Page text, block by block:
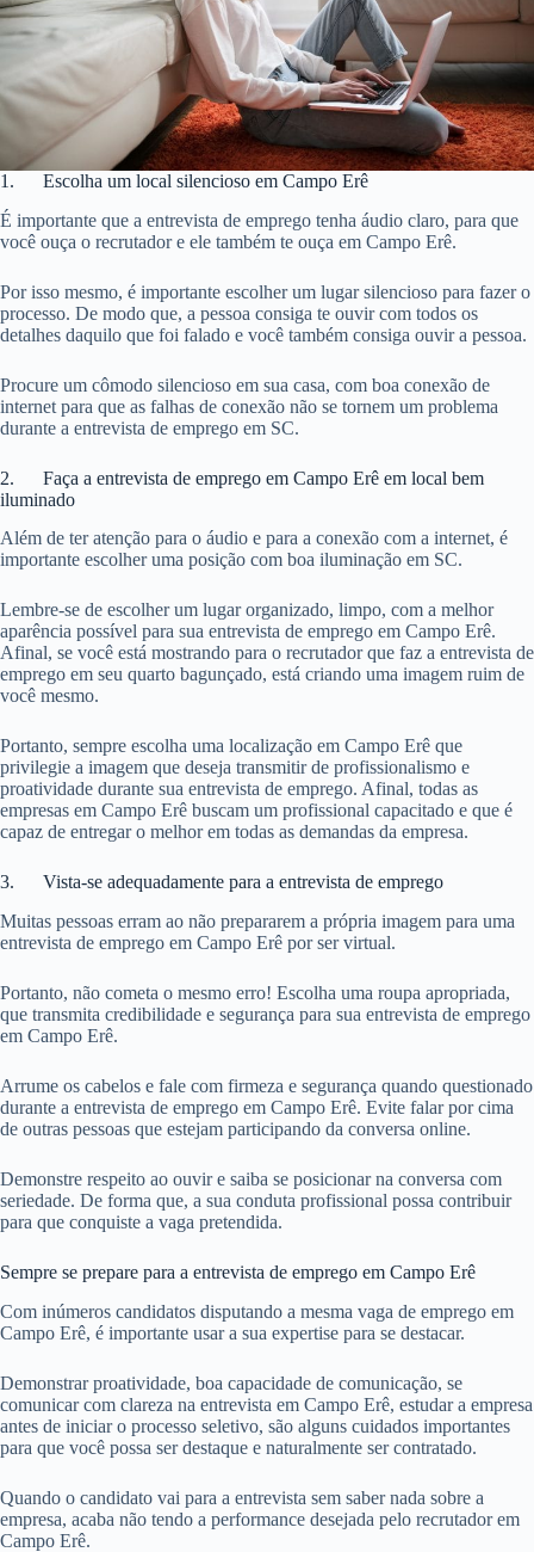
1. Escolha um local silencioso em Campo Erê
É importante que a entrevista de emprego tenha áudio claro, para que
você ouça o recrutador e ele também te ouça em Campo Erê.
Por isso mesmo, é importante escolher um lugar silencioso para fazer o
processo. De modo que, a pessoa consiga te ouvir com todos os
detalhes daquilo que foi falado e você também consiga ouvir a pessoa.
Procure um cômodo silencioso em sua casa, com boa conexão de
internet para que as falhas de conexão não se tornem um problema
durante a entrevista de emprego em SC.
2. Faça a entrevista de emprego em Campo Erê em local bem
iluminado
Além de ter atenção para o áudio e para a conexão com a internet, é
importante escolher uma posição com boa iluminação em SC.
Lembre-se de escolher um lugar organizado, limpo, com a melhor
aparência possível para sua entrevista de emprego em Campo Erê.
Afinal, se você está mostrando para o recrutador que faz a entrevista de
emprego em seu quarto bagunçado, está criando uma imagem ruim de
você mesmo.
Portanto, sempre escolha uma localização em Campo Erê que
privilegie a imagem que deseja transmitir de profissionalismo e
proatividade durante sua entrevista de emprego. Afinal, todas as
empresas em Campo Erê buscam um profissional capacitado e que é
capaz de entregar o melhor em todas as demandas da empresa.
3. Vista-se adequadamente para a entrevista de emprego
Muitas pessoas erram ao não prepararem a própria imagem para uma
entrevista de emprego em Campo Erê por ser virtual.
Portanto, não cometa o mesmo erro! Escolha uma roupa apropriada,
que transmita credibilidade e segurança para sua entrevista de emprego
em Campo Erê.
Arrume os cabelos e fale com firmeza e segurança quando questionado
durante a entrevista de emprego em Campo Erê. Evite falar por cima
de outras pessoas que estejam participando da conversa online.
Demonstre respeito ao ouvir e saiba se posicionar na conversa com
seriedade. De forma que, a sua conduta profissional possa contribuir
para que conquiste a vaga pretendida.
Sempre se prepare para a entrevista de emprego em Campo Erê
Com inúmeros candidatos disputando a mesma vaga de emprego em
Campo Erê, é importante usar a sua expertise para se destacar.
Demonstrar proatividade, boa capacidade de comunicação, se
comunicar com clareza na entrevista em Campo Erê, estudar a empresa
antes de iniciar o processo seletivo, são alguns cuidados importantes
para que você possa ser destaque e naturalmente ser contratado.
Quando o candidato vai para a entrevista sem saber nada sobre a
empresa, acaba não tendo a performance desejada pelo recrutador em
Campo Erê.